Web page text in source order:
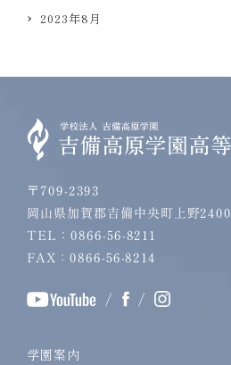
2023年8月
〒709-2393
岡山県加賀郡吉備中央町上野2400
TEL：0866-56-8211
FAX：0866-56-8214
/ /
学園案内